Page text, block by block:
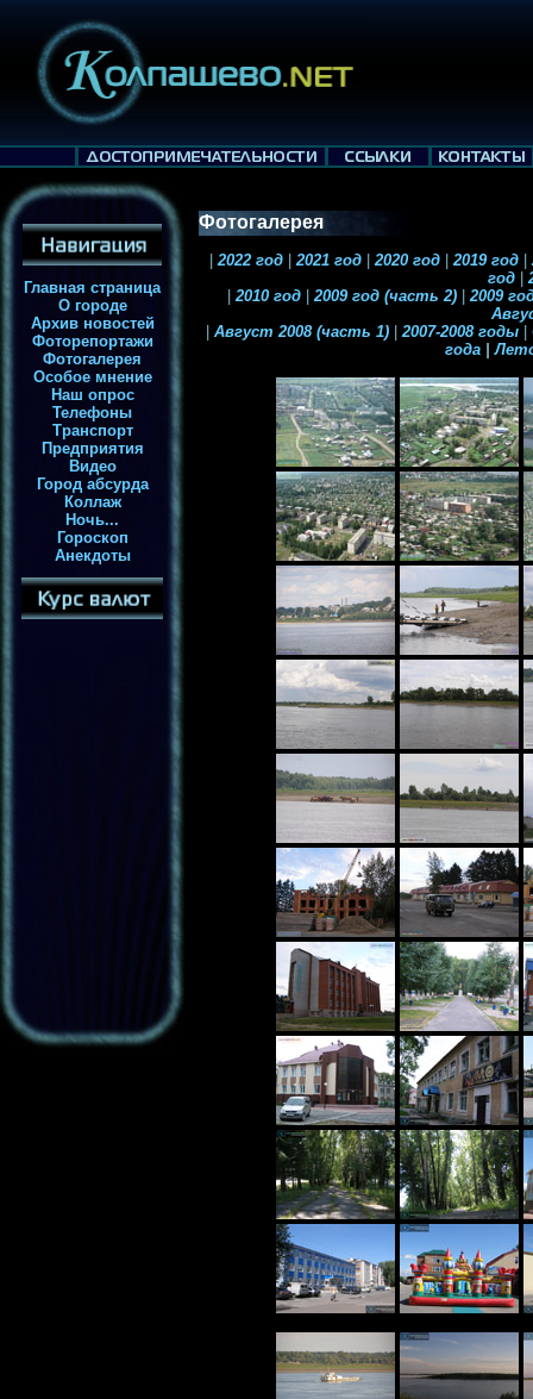
Главная страница
О городе
Архив новостей
Фоторепортажи
Фотогалерея
Особое мнение
Наш опрос
Телефоны
Транспорт
Предприятия
Видео
Город абсурда
Коллаж
Ночь...
Гороскоп
Анекдоты
Фотогалерея
2022 год 2021 год 2020 год 2019 год
год
2010 год 2009 год (часть 2)
2009
Август 2008 (часть 1) 2007-2008 годы
года